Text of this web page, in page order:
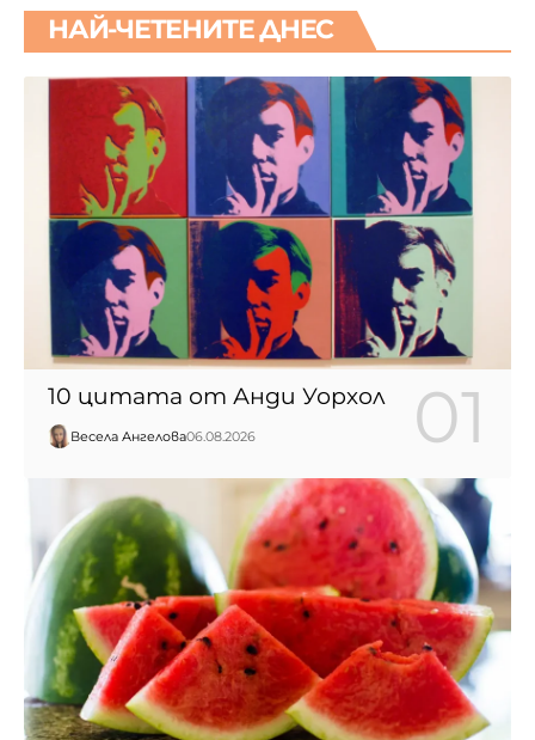
НАЙ-ЧЕТЕНИТЕ ДНЕС
10 цитата от Анди Уорхол
Весела Ангелова06.08.2026